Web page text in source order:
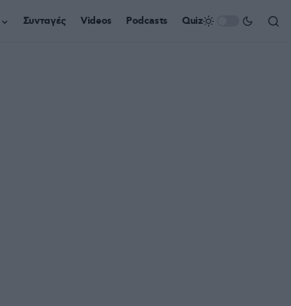
Συνταγές Videos Podcasts Quiz